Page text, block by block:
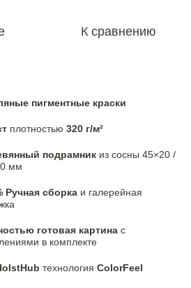
К сравнению
пигментные краски
плотностью 320 г/м²
подрамник из сосны 45×20 /
мм
Ручная сборка и галерейная
готовая картина с
в комплекте
технология ColorFeel